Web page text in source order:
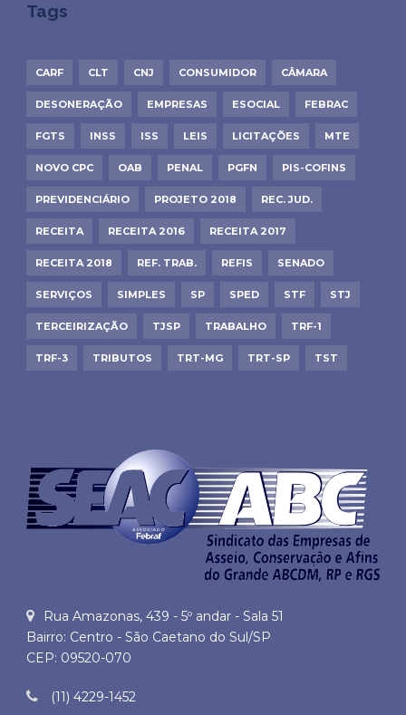
Tags
CARF CLT CNJ CONSUMIDOR CÂMARA
DESONERAÇÃO EMPRESAS ESOCIAL FEBRAC
FGTS INSS ISS LEIS LICITAÇÕES MTE
NOVO CPC OAB PENAL PGFN PIS-COFINS
PREVIDENCIÁRIO PROJETO 2018 REC. JUD.
RECEITA RECEITA 2016 RECEITA 2017
RECEITA 2018 REF. TRAB. REFIS SENADO
SERVIÇOS SIMPLES SP SPED STF STJ
TERCEIRIZAÇÃO TJSP TRABALHO TRF-1
TRF-3 TRIBUTOS TRT-MG TRT-SP TST
Rua Amazonas, 439 - 5º andar - Sala 51
Bairro: Centro - São Caetano do Sul/SP
CEP: 09520-070
(11) 4229-1452